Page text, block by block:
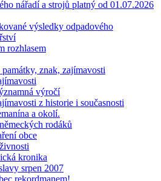
nářadí a strojů platný od 01.07.2026
výsledky odpadového
rozhlasem
znak, zajímavosti
výročí
z historie i současnosti
a okolí.
rodáků
obce
kronika
srpen 2007